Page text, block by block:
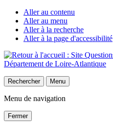
Aller au contenu
Aller au menu
Aller à la recherche
Aller à la page d'accessibilité
Rechercher Menu
Menu de navigation
Fermer